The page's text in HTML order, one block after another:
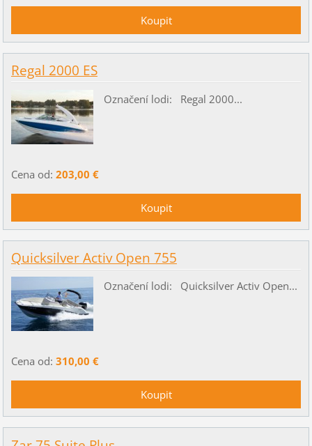
Regal 2000 ES
Označení lodi: Regal 2000...
Cena od: 203,00 €
Quicksilver Activ Open 755
Označení lodi: Quicksilver Activ Open...
Cena od: 310,00 €